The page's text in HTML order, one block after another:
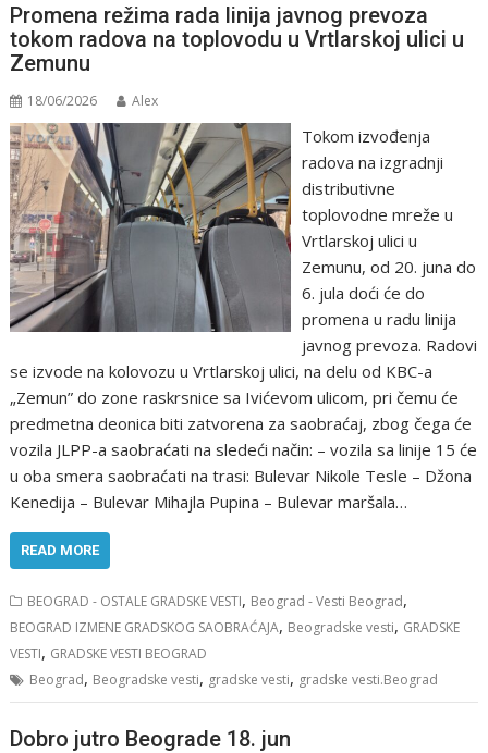
Promena režima rada linija javnog prevoza
tokom radova na toplovodu u Vrtlarskoj ulici u
Zemunu
18/06/2026 Alex
Tokom izvođenja
radova na izgradnji
distributivne
toplovodne mreže u
Vrtlarskoj ulici u
Zemunu, od 20. juna do
6. jula doći će do
promena u radu linija
javnog prevoza. Radovi
se izvode na kolovozu u Vrtlarskoj ulici, na delu od KBC-a
„Zemun” do zone raskrsnice sa Ivićevom ulicom, pri čemu će
predmetna deonica biti zatvorena za saobraćaj, zbog čega će
vozila JLPP-a saobraćati na sledeći način: – vozila sa linije 15 će
u oba smera saobraćati na trasi: Bulevar Nikole Tesle – Džona
Kenedija – Bulevar Mihajla Pupina – Bulevar maršala…
READ MORE
BEOGRAD - OSTALE GRADSKE VESTI, Beograd - Vesti Beograd,
BEOGRAD IZMENE GRADSKOG SAOBRAĆAJA, Beogradske vesti, GRADSKE
VESTI, GRADSKE VESTI BEOGRAD
Beograd, Beogradske vesti, gradske vesti, gradske vesti.Beograd
Dobro jutro Beograde 18. jun